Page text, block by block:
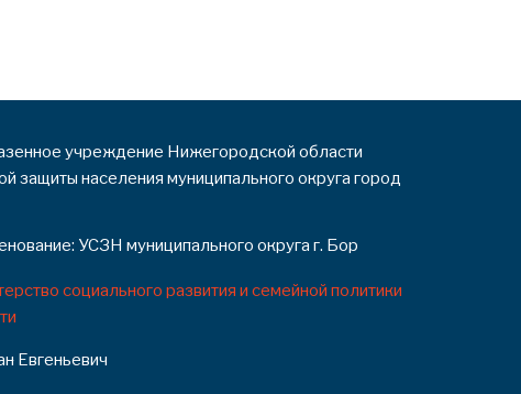
учреждение Нижегородской области
защиты населения муниципального округа город
УСЗН муниципального округа г. Бор
социального развития и семейной политики
Евгеньевич